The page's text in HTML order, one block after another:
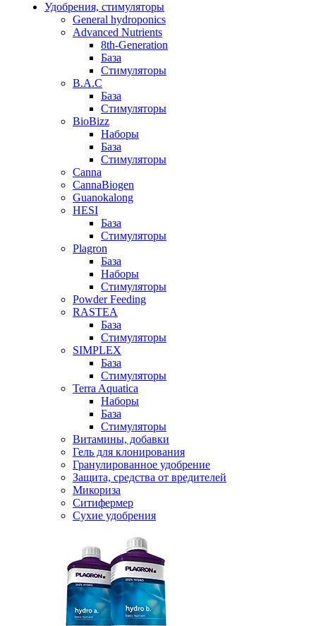
Удобрения, стимуляторы
General hydroponics
Advanced Nutrients
8th-Generation
База
Стимуляторы
B.A.C
База
Стимуляторы
BioBizz
Наборы
База
Стимуляторы
Canna
CannaBiogen
Guanokalong
HESI
База
Стимуляторы
Plagron
База
Наборы
Стимуляторы
Powder Feeding
RASTEA
База
Стимуляторы
SIMPLEX
База
Стимуляторы
Terra Aquatica
Наборы
База
Стимуляторы
Витамины, добавки
Гель для клонирования
Гранулированное удобрение
Защита, средства от вредителей
Микориза
Ситифермер
Сухие удобрения